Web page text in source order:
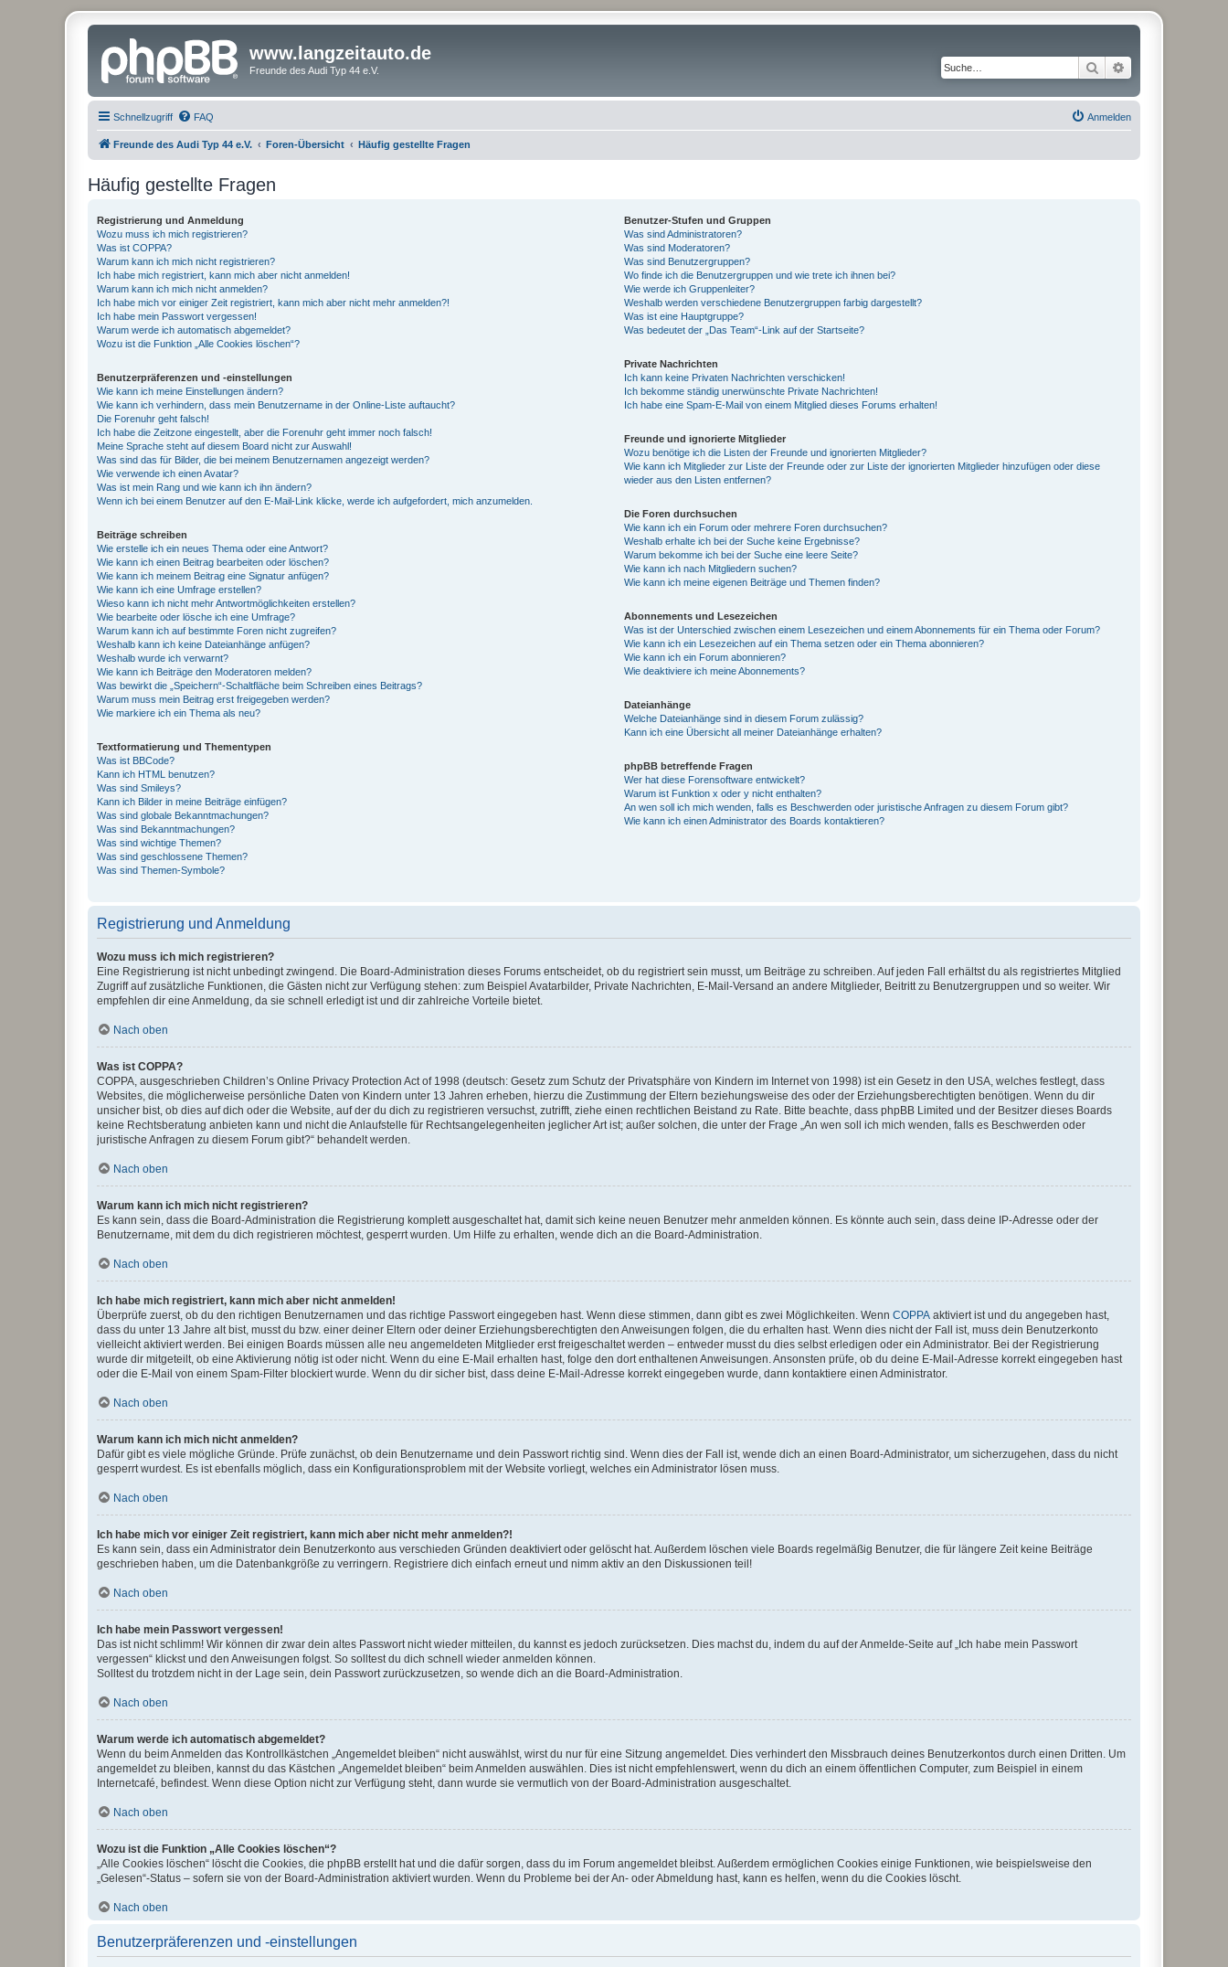
www.langzeitauto.de
Freunde des Audi Typ 44 e.V. Suche
Schnellzugriff FAQ Anmelden
Freunde des Audi Typ 44 e.V. Foren-Übersicht Häufig gestellte Fragen
Häufig gestellte Fragen
Registrierung und Anmeldung
Wozu muss ich mich registrieren?
Was ist COPPA?
Warum kann ich mich nicht registrieren?
Ich habe mich registriert, kann mich aber nicht anmelden!
Warum kann ich mich nicht anmelden?
Ich habe mich vor einiger Zeit registriert, kann mich aber nicht mehr anmelden?!
Ich habe mein Passwort vergessen!
Warum werde ich automatisch abgemeldet?
Wozu ist die Funktion „Alle Cookies löschen“?
Benutzerpräferenzen und -einstellungen
Wie kann ich meine Einstellungen ändern?
Wie kann ich verhindern, dass mein Benutzername in der Online-Liste auftaucht?
Die Forenuhr geht falsch!
Ich habe die Zeitzone eingestellt, aber die Forenuhr geht immer noch falsch!
Meine Sprache steht auf diesem Board nicht zur Auswahl!
Was sind das für Bilder, die bei meinem Benutzernamen angezeigt werden?
Wie verwende ich einen Avatar?
Was ist mein Rang und wie kann ich ihn ändern?
Wenn ich bei einem Benutzer auf den E-Mail-Link klicke, werde ich aufgefordert, mich anzumelden.
Beiträge schreiben
Wie erstelle ich ein neues Thema oder eine Antwort?
Wie kann ich einen Beitrag bearbeiten oder löschen?
Wie kann ich meinem Beitrag eine Signatur anfügen?
Wie kann ich eine Umfrage erstellen?
Wieso kann ich nicht mehr Antwortmöglichkeiten erstellen?
Wie bearbeite oder lösche ich eine Umfrage?
Warum kann ich auf bestimmte Foren nicht zugreifen?
Weshalb kann ich keine Dateianhänge anfügen?
Weshalb wurde ich verwarnt?
Wie kann ich Beiträge den Moderatoren melden?
Was bewirkt die „Speichern“-Schaltfläche beim Schreiben eines Beitrags?
Warum muss mein Beitrag erst freigegeben werden?
Wie markiere ich ein Thema als neu?
Textformatierung und Thementypen
Was ist BBCode?
Kann ich HTML benutzen?
Was sind Smileys?
Kann ich Bilder in meine Beiträge einfügen?
Was sind globale Bekanntmachungen?
Was sind Bekanntmachungen?
Was sind wichtige Themen?
Was sind geschlossene Themen?
Was sind Themen-Symbole?
Benutzer-Stufen und Gruppen
Was sind Administratoren?
Was sind Moderatoren?
Was sind Benutzergruppen?
Wo finde ich die Benutzergruppen und wie trete ich ihnen bei?
Wie werde ich Gruppenleiter?
Weshalb werden verschiedene Benutzergruppen farbig dargestellt?
Was ist eine Hauptgruppe?
Was bedeutet der „Das Team“-Link auf der Startseite?
Private Nachrichten
Ich kann keine Privaten Nachrichten verschicken!
Ich bekomme ständig unerwünschte Private Nachrichten!
Ich habe eine Spam-E-Mail von einem Mitglied dieses Forums erhalten!
Freunde und ignorierte Mitglieder
Wozu benötige ich die Listen der Freunde und ignorierten Mitglieder?
Wie kann ich Mitglieder zur Liste der Freunde oder zur Liste der ignorierten Mitglieder hinzufügen oder diese
wieder aus den Listen entfernen?
Die Foren durchsuchen
Wie kann ich ein Forum oder mehrere Foren durchsuchen?
Weshalb erhalte ich bei der Suche keine Ergebnisse?
Warum bekomme ich bei der Suche eine leere Seite?
Wie kann ich nach Mitgliedern suchen?
Wie kann ich meine eigenen Beiträge und Themen finden?
Abonnements und Lesezeichen
Was ist der Unterschied zwischen einem Lesezeichen und einem Abonnements für ein Thema oder Forum?
Wie kann ich ein Lesezeichen auf ein Thema setzen oder ein Thema abonnieren?
Wie kann ich ein Forum abonnieren?
Wie deaktiviere ich meine Abonnements?
Dateianhänge
Welche Dateianhänge sind in diesem Forum zulässig?
Kann ich eine Übersicht all meiner Dateianhänge erhalten?
phpBB betreffende Fragen
Wer hat diese Forensoftware entwickelt?
Warum ist Funktion x oder y nicht enthalten?
An wen soll ich mich wenden, falls es Beschwerden oder juristische Anfragen zu diesem Forum gibt?
Wie kann ich einen Administrator des Boards kontaktieren?
Registrierung und Anmeldung
Wozu muss ich mich registrieren?
Eine Registrierung ist nicht unbedingt zwingend. Die Board-Administration dieses Forums entscheidet, ob du registriert sein musst, um Beiträge zu schreiben. Auf jeden Fall erhältst du als registriertes Mitglied
Zugriff auf zusätzliche Funktionen, die Gästen nicht zur Verfügung stehen: zum Beispiel Avatarbilder, Private Nachrichten, E-Mail-Versand an andere Mitglieder, Beitritt zu Benutzergruppen und so weiter. Wir
empfehlen dir eine Anmeldung, da sie schnell erledigt ist und dir zahlreiche Vorteile bietet.
Nach oben
Was ist COPPA?
COPPA, ausgeschrieben Children’s Online Privacy Protection Act of 1998 (deutsch: Gesetz zum Schutz der Privatsphäre von Kindern im Internet von 1998) ist ein Gesetz in den USA, welches festlegt, dass
Websites, die möglicherweise persönliche Daten von Kindern unter 13 Jahren erheben, hierzu die Zustimmung der Eltern beziehungsweise des oder der Erziehungsberechtigten benötigen. Wenn du dir
unsicher bist, ob dies auf dich oder die Website, auf der du dich zu registrieren versuchst, zutrifft, ziehe einen rechtlichen Beistand zu Rate. Bitte beachte, dass phpBB Limited und der Besitzer dieses Boards
keine Rechtsberatung anbieten kann und nicht die Anlaufstelle für Rechtsangelegenheiten jeglicher Art ist; außer solchen, die unter der Frage „An wen soll ich mich wenden, falls es Beschwerden oder
juristische Anfragen zu diesem Forum gibt?“ behandelt werden.
Nach oben
Warum kann ich mich nicht registrieren?
Es kann sein, dass die Board-Administration die Registrierung komplett ausgeschaltet hat, damit sich keine neuen Benutzer mehr anmelden können. Es könnte auch sein, dass deine IP-Adresse oder der
Benutzername, mit dem du dich registrieren möchtest, gesperrt wurden. Um Hilfe zu erhalten, wende dich an die Board-Administration.
Nach oben
Ich habe mich registriert, kann mich aber nicht anmelden!
Überprüfe zuerst, ob du den richtigen Benutzernamen und das richtige Passwort eingegeben hast. Wenn diese stimmen, dann gibt es zwei Möglichkeiten. Wenn COPPA aktiviert ist und du angegeben hast,
dass du unter 13 Jahre alt bist, musst du bzw. einer deiner Eltern oder deiner Erziehungsberechtigten den Anweisungen folgen, die du erhalten hast. Wenn dies nicht der Fall ist, muss dein Benutzerkonto
vielleicht aktiviert werden. Bei einigen Boards müssen alle neu angemeldeten Mitglieder erst freigeschaltet werden – entweder musst du dies selbst erledigen oder ein Administrator. Bei der Registrierung
wurde dir mitgeteilt, ob eine Aktivierung nötig ist oder nicht. Wenn du eine E-Mail erhalten hast, folge den dort enthaltenen Anweisungen. Ansonsten prüfe, ob du deine E-Mail-Adresse korrekt eingegeben hast
oder die E-Mail von einem Spam-Filter blockiert wurde. Wenn du dir sicher bist, dass deine E-Mail-Adresse korrekt eingegeben wurde, dann kontaktiere einen Administrator.
Nach oben
Warum kann ich mich nicht anmelden?
Dafür gibt es viele mögliche Gründe. Prüfe zunächst, ob dein Benutzername und dein Passwort richtig sind. Wenn dies der Fall ist, wende dich an einen Board-Administrator, um sicherzugehen, dass du nicht
gesperrt wurdest. Es ist ebenfalls möglich, dass ein Konfigurationsproblem mit der Website vorliegt, welches ein Administrator lösen muss.
Nach oben
Ich habe mich vor einiger Zeit registriert, kann mich aber nicht mehr anmelden?!
Es kann sein, dass ein Administrator dein Benutzerkonto aus verschieden Gründen deaktiviert oder gelöscht hat. Außerdem löschen viele Boards regelmäßig Benutzer, die für längere Zeit keine Beiträge
geschrieben haben, um die Datenbankgröße zu verringern. Registriere dich einfach erneut und nimm aktiv an den Diskussionen teil!
Nach oben
Ich habe mein Passwort vergessen!
Das ist nicht schlimm! Wir können dir zwar dein altes Passwort nicht wieder mitteilen, du kannst es jedoch zurücksetzen. Dies machst du, indem du auf der Anmelde-Seite auf „Ich habe mein Passwort
vergessen“ klickst und den Anweisungen folgst. So solltest du dich schnell wieder anmelden können.
Solltest du trotzdem nicht in der Lage sein, dein Passwort zurückzusetzen, so wende dich an die Board-Administration.
Nach oben
Warum werde ich automatisch abgemeldet?
Wenn du beim Anmelden das Kontrollkästchen „Angemeldet bleiben“ nicht auswählst, wirst du nur für eine Sitzung angemeldet. Dies verhindert den Missbrauch deines Benutzerkontos durch einen Dritten. Um
angemeldet zu bleiben, kannst du das Kästchen „Angemeldet bleiben“ beim Anmelden auswählen. Dies ist nicht empfehlenswert, wenn du dich an einem öffentlichen Computer, zum Beispiel in einem
Internetcafé, befindest. Wenn diese Option nicht zur Verfügung steht, dann wurde sie vermutlich von der Board-Administration ausgeschaltet.
Nach oben
Wozu ist die Funktion „Alle Cookies löschen“?
„Alle Cookies löschen“ löscht die Cookies, die phpBB erstellt hat und die dafür sorgen, dass du im Forum angemeldet bleibst. Außerdem ermöglichen Cookies einige Funktionen, wie beispielsweise den
„Gelesen“-Status – sofern sie von der Board-Administration aktiviert wurden. Wenn du Probleme bei der An- oder Abmeldung hast, kann es helfen, wenn du die Cookies löscht.
Nach oben
Benutzerpräferenzen und -einstellungen